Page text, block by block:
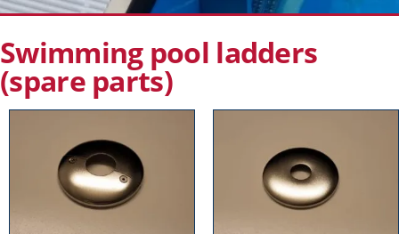
Swimming pool ladders
(spare parts)